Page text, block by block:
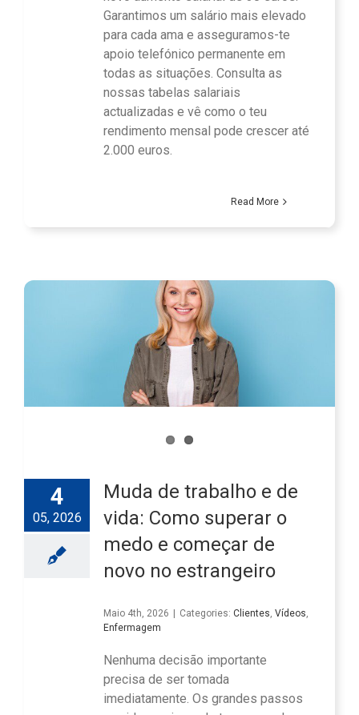
Garantimos um salário mais elevado
para cada ama e asseguramos-te
apoio telefónico permanente em
todas as situações. Consulta as
nossas tabelas salariais
actualizadas e vê como o teu
rendimento mensal pode crescer até
2.000 euros.
Read More
4
05, 2026
Muda de trabalho e de
vida: Como superar o
medo e começar de
novo no estrangeiro
Maio 4th, 2026 | Categories: Clientes Vídeos
Enfermagem
Nenhuma decisão importante
precisa de ser tomada
imediatamente. Os grandes passos